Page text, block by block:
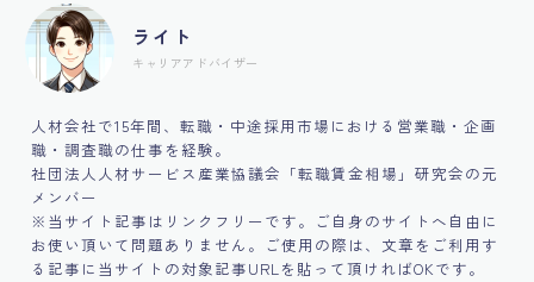
ライト
キャリアアドバイザー
人材会社で15年間、転職・中途採用市場における営業職・企画
職・調査職の仕事を経験。
社団法人人材サービス産業協議会「転職賃金相場」研究会の元
メンバー
※当サイト記事はリンクフリーです。ご自身のサイトへ自由に
お使い頂いて問題ありません。ご使用の際は、文章をご利用す
る記事に当サイトの対象記事URLを貼って頂ければOKです。